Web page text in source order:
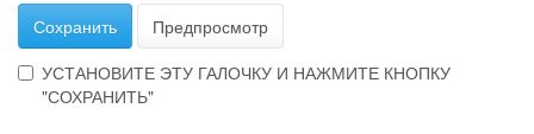
Сохранить
Предпросмотр
УСТАНОВИТЕ ЭТУ ГАЛОЧКУ И НАЖМИТЕ КНОПКУ
"СОХРАНИТЬ"